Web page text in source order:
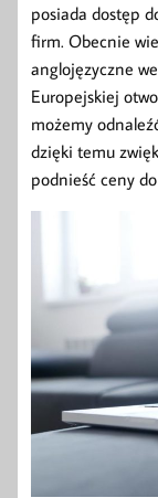
posiada dostęp
firm. Obecnie
anglojęzyczne
Europejskiej
możemy
dzięki temu
podnieść ceny